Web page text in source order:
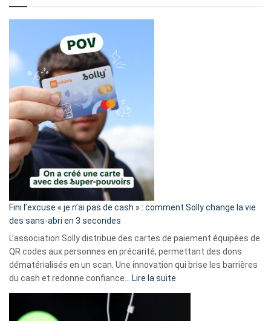
Fini l’excuse « je n’ai pas de cash » : comment Solly change la vie
des sans-abri en 3 secondes
L’association Solly distribue des cartes de paiement équipées de
QR codes aux personnes en précarité, permettant des dons
dématérialisés en un scan. Une innovation qui brise les barrières
du cash et redonne confiance…
Lire la suite